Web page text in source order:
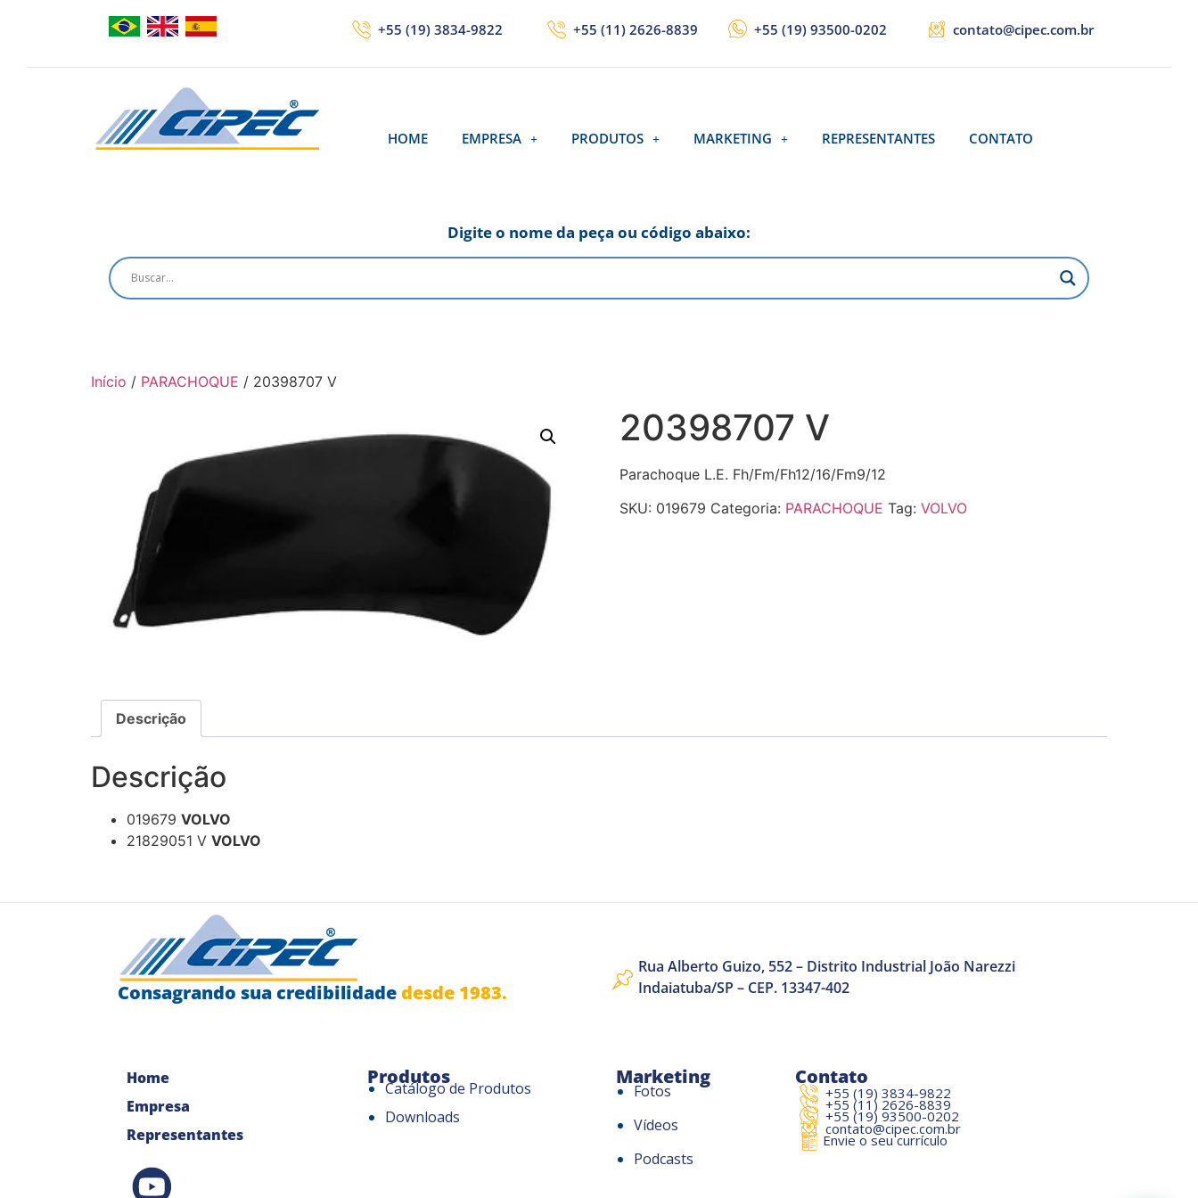
+55 (19) 3834-9822 +55 (11) 2626-8839 +55 (19) 93500-0202 contato@cipec.com.br
HOME EMPRESA PRODUTOS MARKETING REPRESENTANTES CONTATO
Digite o nome da peça ou código abaixo:
Início / PARACHOQUE / 20398707 V
20398707 V
Parachoque L.E. Fh/Fm/Fh12/16/Fm9/12
SKU: 019679 Categoria: PARACHOQUE Tag: VOLVO
Descrição
Descrição
019679 VOLVO
21829051 V VOLVO
Consagrando sua credibilidadedesde 1983.
Rua Alberto Guizo, 552 – Distrito Industrial João Narezzi
Indaiatuba/SP – CEP. 13347-402
Home
Empresa
Representantes
Produtos
Catálogo de Produtos
Downloads
Marketing
Fotos
Vídeos
Podcasts
Contato
+55 (19) 3834-9822
+55 (11) 2626-8839
+55 (19) 93500-0202
contato@cipec.com.br
Envie o seu currículo